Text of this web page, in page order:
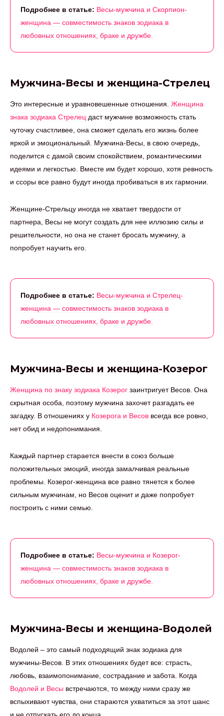
Подробнее в статье: Весы-мужчина и Скорпион-
женщина — совместимость знаков зодиака в
любовных отношениях, браке и дружбе.
Мужчина-Весы и женщина-Стрелец
Это интересные и уравновешенные отношения. Женщина
знака зодиака Стрелец даст мужчине возможность стать
чуточку счастливее, она сможет сделать его жизнь более
яркой и эмоциональный. Мужчина-Весы, в свою очередь,
поделится с дамой своим спокойствием, романтическими
идеями и легкостью. Вместе им будет хорошо, хотя ревность
и ссоры все равно будут иногда пробиваться в их гармонии.
Женщине-Стрельцу иногда не хватает твердости от
партнера, Весы не могут создать для нее иллюзию силы и
решительности, но она не станет бросать мужчину, а
попробует научить его.
Подробнее в статье: Весы-мужчина и Стрелец-
женщина — совместимость знаков зодиака в
любовных отношениях, браке и дружбе.
Мужчина-Весы и женщина-Козерог
Женщина по знаку зодиака Козерог заинтригует Весов. Она
скрытная особа, поэтому мужчина захочет разгадать ее
загадку. В отношениях у Козерога и Весов всегда все ровно,
нет обид и недопонимания.
Каждый партнер старается внести в союз больше
положительных эмоций, иногда замалчивая реальные
проблемы. Козерог-женщина все равно тянется к более
сильным мужчинам, но Весов оценит и даже попробует
построить с ними семью.
Подробнее в статье: Весы-мужчина и Козерог-
женщина — совместимость знаков зодиака в
любовных отношениях, браке и дружбе.
Мужчина-Весы и женщина-Водолей
Водолей – это самый подходящий знак зодиака для
мужчины-Весов. В этих отношениях будет все: страсть,
любовь, взаимопонимание, сострадание и забота. Когда
Водолей и Весы встречаются, то между ними сразу же
вспыхивают чувства, они стараются ухватиться за этот шанс